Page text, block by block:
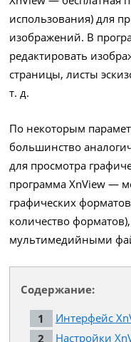
использования) для
изображений. В
редактировать
страницы, листы
т. д.
По некоторым
большинство
для просмотра
программа XnView —
графических
количество
мультимедийными
Содержание:
Интерфейс
Настройки